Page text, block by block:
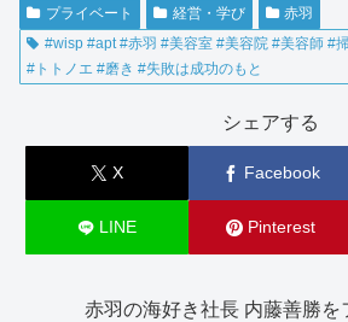
プライベート 経営・学び
赤羽
#wisp #apt #赤羽 #美容室 #美容院 #美容師 #
#トトノエ #磨き #失敗は成功のもと
シェアする
X Facebook
LINE Pinterest
赤羽の海好き社長 内藤善勝を